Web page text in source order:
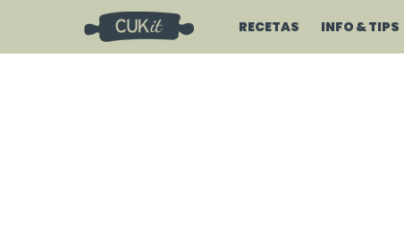
RECETAS INFO & TIPS